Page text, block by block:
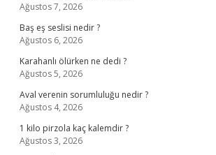
Ağustos 7, 2026
Baş eş seslisi nedir ?
Ağustos 6, 2026
Karahanlı ölürken ne dedi ?
Ağustos 5, 2026
Aval verenin sorumluluğu nedir ?
Ağustos 4, 2026
1 kilo pirzola kaç kalemdir ?
Ağustos 3, 2026